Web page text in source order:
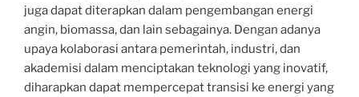
juga dapat diterapkan dalam pengembangan energi
angin, biomassa, dan lain sebagainya. Dengan adanya
upaya kolaborasi antara pemerintah, industri, dan
akademisi dalam menciptakan teknologi yang inovatif,
diharapkan dapat mempercepat transisi ke energi yang